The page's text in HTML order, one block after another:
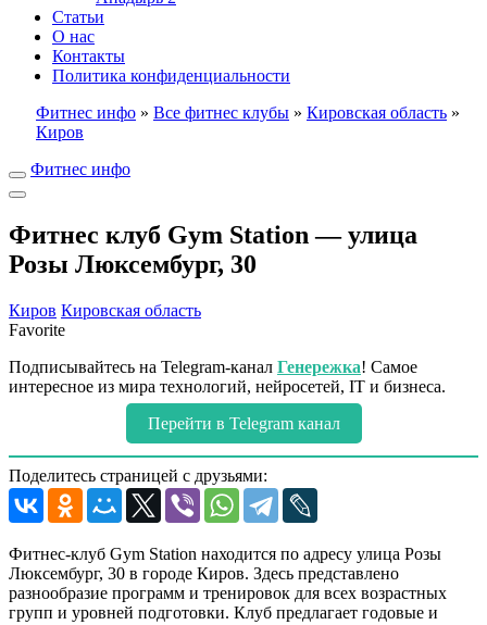
Статьи
О нас
Контакты
Политика конфиденциальности
Фитнес инфо » Все фитнес клубы » Кировская область »
Киров
Фитнес инфо
Фитнес клуб Gym Station — улица
Розы Люксембург, 30
Киров Кировская область
Favorite
Подписывайтесь на Telegram-канал Генережка! Самое
интересное из мира технологий, нейросетей, IT и бизнеса.
Перейти в Telegram канал
Поделитесь страницей с друзьями:
Фитнес-клуб Gym Station находится по адресу улица Розы
Люксембург, 30 в городе Киров. Здесь представлено
разнообразие программ и тренировок для всех возрастных
групп и уровней подготовки. Клуб предлагает годовые и